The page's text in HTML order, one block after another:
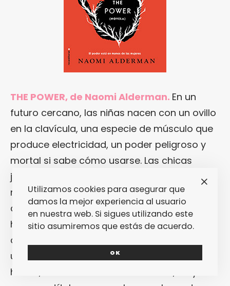
THE POWER, de Naomi Alderman. En un
futuro cercano, las niñas nacen con un ovillo
en la clavícula, una especie de músculo que
produce electricidad, un poder peligroso y
mortal si sabe cómo usarse. Las chicas
jóvenes pueden despertarlo en las mujeres
mayores, y vemos cómo esa electricidad
que acaba de despertar va polarizando a la
humanidad, se abre paso el miedo y la
opresión. Esta distopia está lejos de recrear
un mundo ideal regido por mujeres. De
hecho, el tema central de la misma, tal y
Utilizamos cookies para asegurar que
damos la mejor experiencia al usuario
en nuestra web. Si sigues utilizando este
sitio asumiremos que estás de acuerdo.
OK